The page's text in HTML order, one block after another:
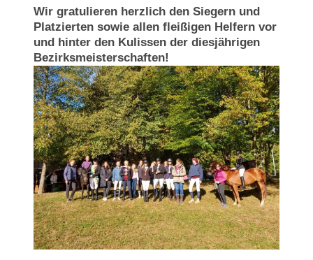
Wir gratulieren herzlich den Siegern und
Platzierten sowie allen fleißigen Helfern vor
und hinter den Kulissen der diesjährigen
Bezirksmeisterschaften!